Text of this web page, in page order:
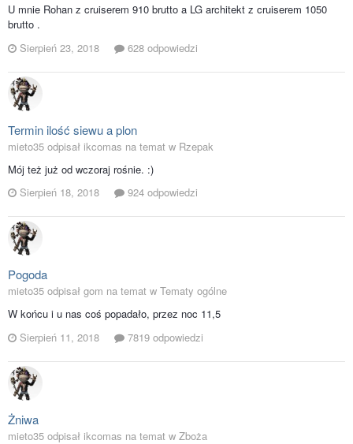
U mnie Rohan z cruiserem 910 brutto a LG architekt z cruiserem 1050
brutto .
Sierpień 23, 2018
628 odpowiedzi
Termin ilość siewu a plon
mieto35 odpisał ikcomas na temat w Rzepak
Mój też już od wczoraj rośnie. :)
Sierpień 18, 2018
924 odpowiedzi
Pogoda
mieto35 odpisał gom na temat w Tematy ogólne
W końcu i u nas coś popadało, przez noc 11,5
Sierpień 11, 2018
7819 odpowiedzi
Żniwa
mieto35 odpisał ikcomas na temat w Zboża